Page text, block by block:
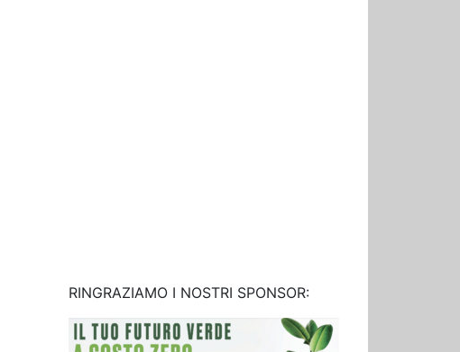
RINGRAZIAMO I NOSTRI SPONSOR: